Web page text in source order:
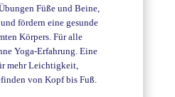
Füße und Beine,
fördern eine gesunde
Körpers. Für alle
Yoga-Erfahrung. Eine
mehr Leichtigkeit,
von Kopf bis Fuß.